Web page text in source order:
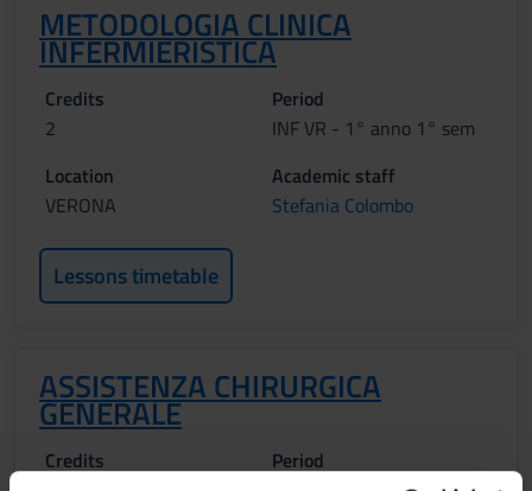
METODOLOGIA CLINICA
INFERMIERISTICA
Credits
2
Period
INF VR - 1° anno 1° sem
Location
VERONA
Academic staff
Stefania Colombo
Lessons timetable
ASSISTENZA CHIRURGICA
GENERALE
Credits
Period